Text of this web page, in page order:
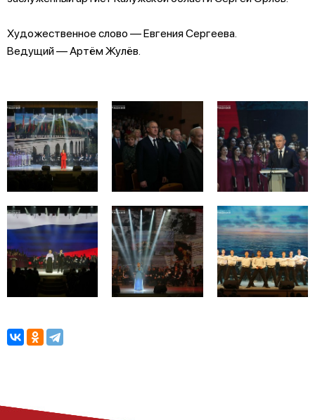
Художественное слово — Евгения Сергеева.
Ведущий — Артём Жулёв.